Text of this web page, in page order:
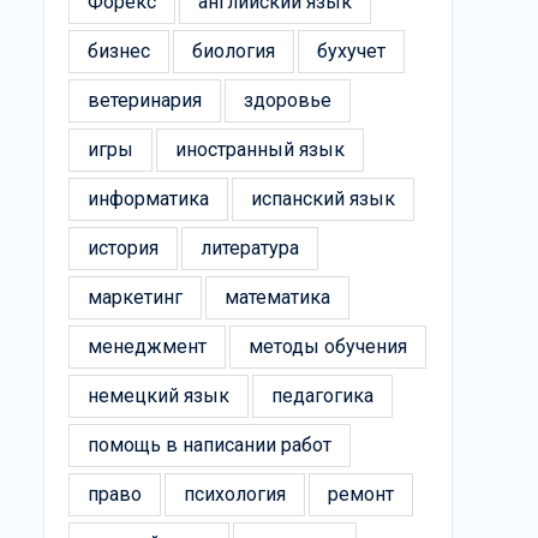
бизнес биология бухучет
ветеринария здоровье
игры иностранный язык
информатика испанский язык
история литература
маркетинг математика
менеджмент методы обучения
немецкий язык педагогика
помощь в написании работ
право психология ремонт